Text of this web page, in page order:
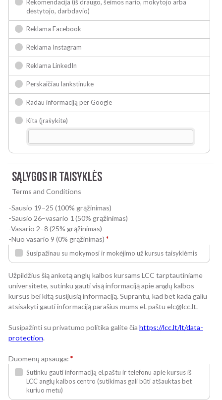
Rekomendacija (iš draugo, šeimos nario, mokytojo arba
dėstytojo, darbdavio)
Reklama Facebook
Reklama Instagram
Reklama LinkedIn
Perskaičiau lankstinuke
Radau informaciją per Google
Kita (įrašykite)
SĄLYGOS IR TAISYKLĖS
Terms and Conditions
-Sausio 19–25 (100% grąžinimas)
-Sausio 26–vasario 1 (50% grąžinimas)
-Vasario 2–8 (25% grąžinimas)
-Nuo vasario 9 (0% grąžinimas) *
Susipažinau su mokymosi ir mokėjimo už kursus taisyklėmis
Užpildžius šią anketą anglų kalbos kursams LCC tarptautiniame
universitete, sutinku gauti visą informaciją apie anglų kalbos
kursus bei kitą susijusią informaciją. Suprantu, kad bet kada galiu
atsisakyti gauti informaciją parašius mums el. paštu elc@lcc.lt.
Susipažinti su privatumo politika galite čia https://lcc.lt/lt/data-
protection.
Duomenų apsauga: *
Sutinku gauti informaciją el.paštu ir telefonu apie kursus iš
LCC anglų kalbos centro (sutikimas gali būti atšauktas bet
kuriuo metu)